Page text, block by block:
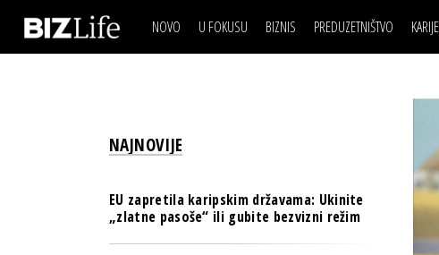
NOVO U FOKUSU BIZNIS
BANKE
OSIGURANJE
PREDUZETNIŠTVO
IZJAVA DANABIZNIS SCENA
BREND I KOMUNIKACIJE
OSIGURANJE
TECH I AI
NAJNOVIJE
EU zapretila karipskim državama: Ukinite
„zlatne pasoše“ ili gubite bezvizni režim